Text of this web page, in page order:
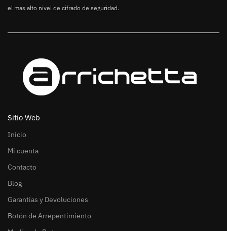
el mas alto nivel de cifrado de seguridad.
Sitio Web
Inicio
Mi cuenta
Contacto
Blog
Garantías y Devoluciones
Botón de Arrepentimiento